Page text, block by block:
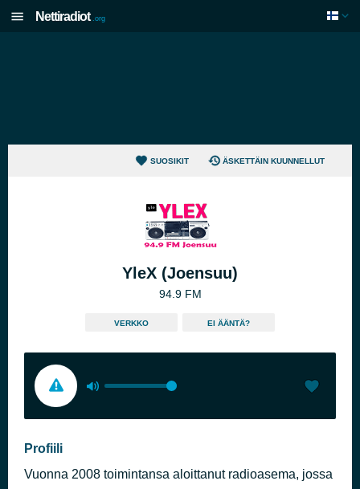
Nettiradiot .org
SUOSIKIT ÄSKETTÄIN KUUNNELLUT
YleX (Joensuu)
94.9 FM
VERKKO EI ÄÄNTÄ?
Profiili
Vuonna 2008 toimintansa aloittanut radioasema, jossa